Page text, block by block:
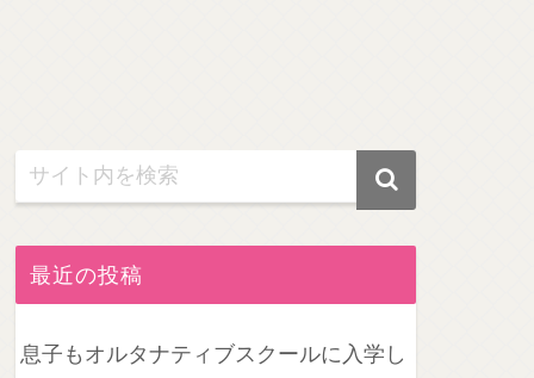
最近の投稿
息子もオルタナティブスクールに入学し